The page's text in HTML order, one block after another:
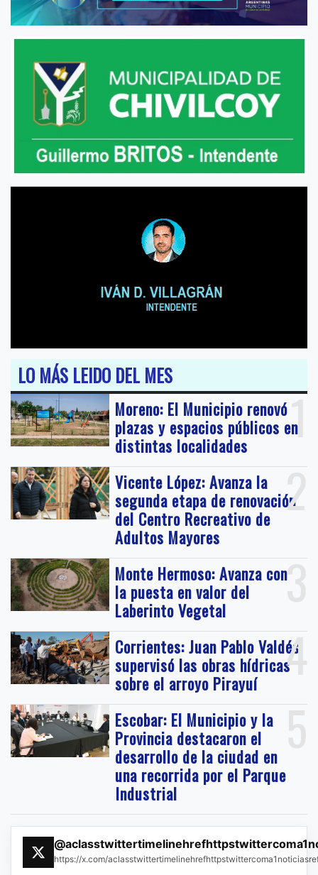
LO MÁS LEIDO DEL MES
1
Moreno: El Municipio renovó
plazas y espacios públicos en
distintas localidades
2
Vicente López: Avanza la
segunda etapa de renovación
del Centro Recreativo de
Adultos Mayores
3
Monte Hermoso: Avanza con
la puesta en valor del
Laberinto Vegetal
4
Corrientes: Juan Pablo Valdés
supervisó las obras hídricas
sobre el arroyo Pirayuí
5
Escobar: El Municipio y la
Provincia destacaron el
desarrollo de la ciudad en
una recorrida por el Parque
Industrial
https://x.com/